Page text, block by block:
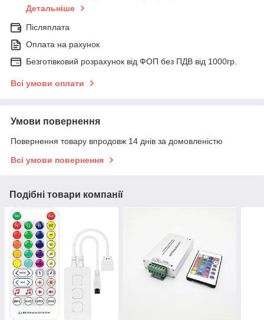
Детальніше
Післяплата
Оплата на рахунок
Безготівковий розрахунок від ФОП без ПДВ від 1000гр.
Всі умови оплати
Умови повернення
Повернення товару впродовж 14 днів за домовленістю
Всі умови повернення
Подібні товари компанії